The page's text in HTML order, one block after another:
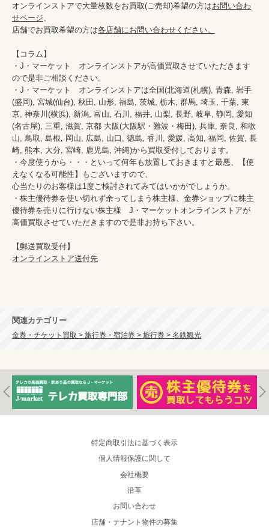
オンラインストアで大量枚数をお買取(ご売却)希望の方はお問い合わ
せページ
店舗でお買取希望の方は各店舗にお問い合わせください。
【コラム】
・J・マーケット　オンラインストアが高価買取させていただきます
ので是非ご相談ください。
・J・マーケット　オンラインストアは全国(北海道(札幌), 青森, 岩手
(盛岡), 宮城(仙台), 秋田, 山形, 福島, 茨城, 栃木, 群馬, 埼玉, 千葉, 東
京, 神奈川(横浜), 新潟, 富山, 石川, 福井, 山梨, 長野, 岐阜, 静岡, 愛知
(名古屋), 三重, 滋賀, 京都 大阪(大阪駅・難波・梅田), 兵庫, 奈良, 和歌
山, 鳥取, 島根, 岡山, 広島, 山口, 徳島, 香川, 愛媛, 高知, 福岡, 佐賀, 長
崎, 熊本, 大分, 宮崎, 鹿児島, 沖縄)から買取受付しております。
・今度使うから・・・といって何年も放置しておきますと最悪、【使
えなくなる可能性】もございますので、
心当たりのお客様は1度ご検討されてみてはいかがでしょうか。
・株主優待券を使い切れず余ってしまう株主様、金券ショップに株主
優待券を売りに行けない株主様　J・マーケットオンラインストアが
高価買取させていただきますので是非お持ち下さい。
オンラインストア送付先
関連カテゴリー
金券・チケット買取 > 旅行券・宿泊券 > 旅行券 > 名鉄観光
特定商取引法に基づく表示
個人情報保護に関して
会社概要
沿革
お問い合わせ
店舗・テナント物件の募集